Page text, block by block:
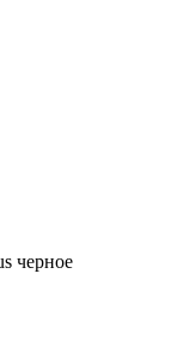
черное